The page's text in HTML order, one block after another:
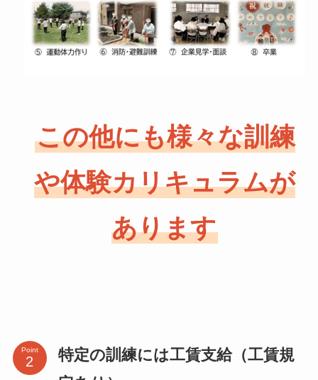
この他にも様々な訓練
や体験カリキュラムが
あります
Point
特定の訓練には工賃支給（工賃規